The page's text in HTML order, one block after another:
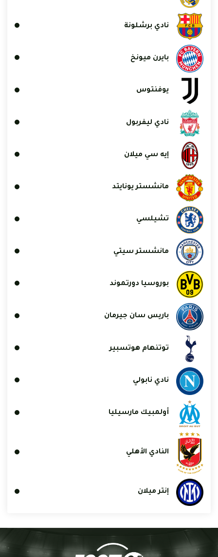
نادي برشلونة
بايرن ميونخ
يوفنتوس
نادي ليفربول
إيه سي ميلان
مانشستر يونايتد
تشيلسي
مانشستر سيتي
بوروسيا دورتموند
باريس سان جيرمان
توتنهام هوتسبير
نادي نابولي
أولمبيك مارسيليا
النادي الأهلي
إنتر ميلان